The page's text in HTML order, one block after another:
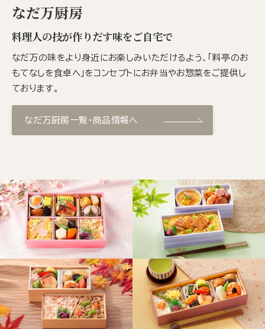
なだ万厨房
料理人の技が作りだす味をご自宅で
なだ万の味をより身近にお楽しみいただけるよう、「料亭のお
もてなしを食卓へ」をコンセプトにお弁当やお惣菜をご提供し
ております。
なだ万厨房一覧・商品情報へ